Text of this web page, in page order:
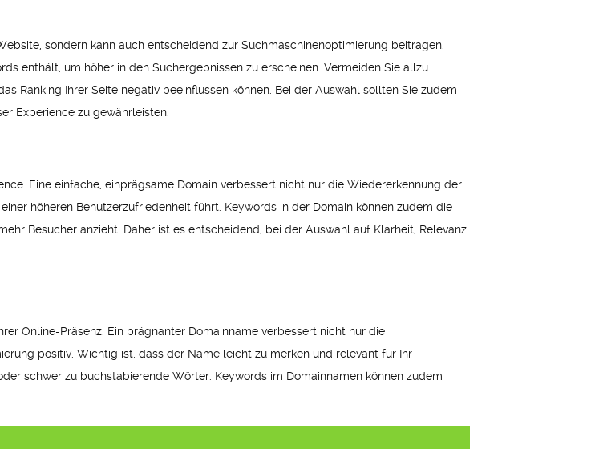
sondern kann auch entscheidend zur Suchmaschinenoptimierung beitragen.
enthält, um höher in den Suchergebnissen zu erscheinen. Vermeiden Sie allzu
Ranking Ihrer Seite negativ beeinflussen können. Bei der Auswahl sollten Sie zudem
Experience zu gewährleisten.
Eine einfache, einprägsame Domain verbessert nicht nur die Wiedererkennung der
höheren Benutzerzufriedenheit führt. Keywords in der Domain können zudem die
Besucher anzieht. Daher ist es entscheidend, bei der Auswahl auf Klarheit, Relevanz
Online-Präsenz. Ein prägnanter Domainname verbessert nicht nur die
positiv. Wichtig ist, dass der Name leicht zu merken und relevant für Ihr
schwer zu buchstabierende Wörter. Keywords im Domainnamen können zudem